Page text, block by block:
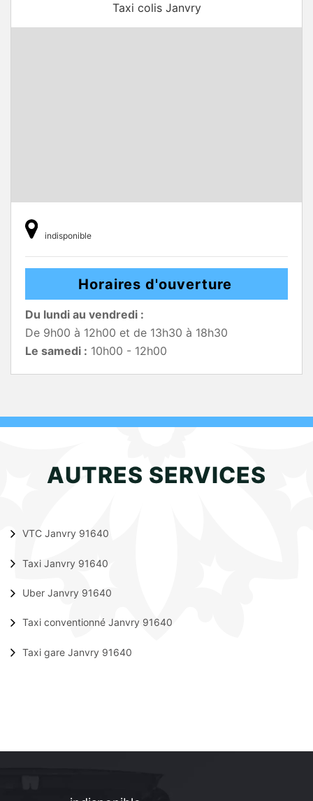
Taxi colis Janvry
indisponible
Horaires d'ouverture
Du lundi au vendredi :
De 9h00 à 12h00 et de 13h30 à 18h30
Le samedi : 10h00 - 12h00
AUTRES SERVICES
VTC Janvry 91640
Taxi Janvry 91640
Uber Janvry 91640
Taxi conventionné Janvry 91640
Taxi gare Janvry 91640